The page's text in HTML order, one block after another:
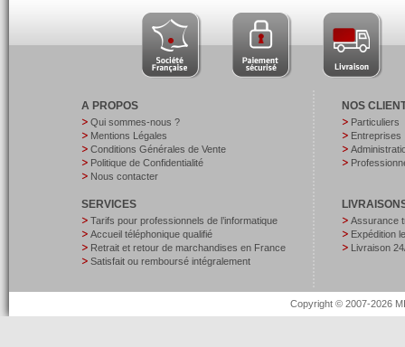
A PROPOS
Qui sommes-nous ?
Mentions Légales
Conditions Générales de Vente
Politique de Confidentialité
Nous contacter
SERVICES
Tarifs pour professionnels de l’informatique
Accueil téléphonique qualifié
Retrait et retour de marchandises en France
Satisfait ou remboursé intégralement
NOS
Particuliers
Entreprises
Assurance
Expédition
Livraison
Copyright © 2007-2026